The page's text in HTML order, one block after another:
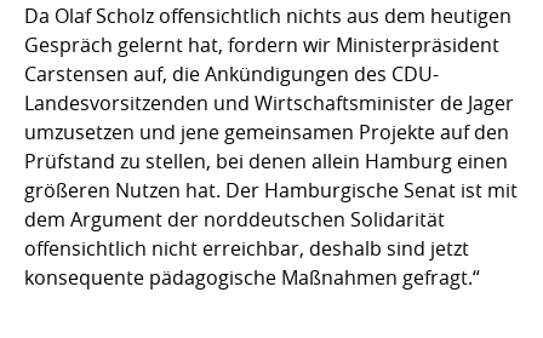
Da Olaf Scholz offensichtlich nichts aus dem heutigen
Gespräch gelernt hat, fordern wir Ministerpräsident
Carstensen auf, die Ankündigungen des CDU-
Landesvorsitzenden und Wirtschaftsminister de Jager
umzusetzen und jene gemeinsamen Projekte auf den
Prüfstand zu stellen, bei denen allein Hamburg einen
größeren Nutzen hat. Der Hamburgische Senat ist mit
dem Argument der norddeutschen Solidarität
offensichtlich nicht erreichbar, deshalb sind jetzt
konsequente pädagogische Maßnahmen gefragt.“